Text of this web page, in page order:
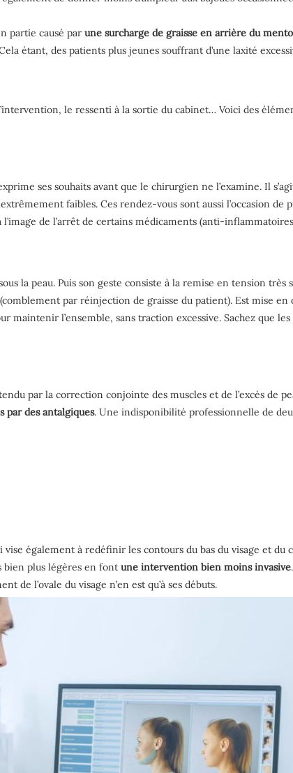
partie causé par une surcharge de graisse en arrière du
étant, des patients plus jeunes souffrant d’une laxité
le ressenti à la sortie du cabinet… Voici des
ses souhaits avant que le chirurgien ne l’examine. Il
faibles. Ces rendez-vous sont aussi l’occasion
l’image de l’arrêt de certains médicaments (anti-
la peau. Puis son geste consiste à la remise en tension
par réinjection de graisse du patient). Est mise
maintenir l’ensemble, sans traction excessive. Sachez que les
par la correction conjointe des muscles et de l’excès de
par des antalgiques. Une indisponibilité professionnelle de
également à redéfinir les contours du bas du visage et du
bien plus légères en font une intervention bien moins invasive
de l’ovale du visage n’en est qu’à ses débuts.